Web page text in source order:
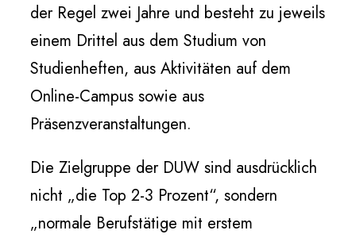
der Regel zwei Jahre und besteht zu jeweils
einem Drittel aus dem Studium von
Studienheften, aus Aktivitäten auf dem
Online-Campus sowie aus
Präsenzveranstaltungen.
Die Zielgruppe der DUW sind ausdrücklich
nicht „die Top 2-3 Prozent“, sondern
„normale Berufstätige mit erstem